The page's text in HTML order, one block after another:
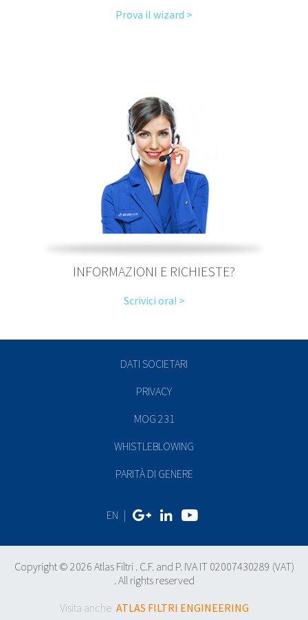
Prova il wizard >
INFORMAZIONI E RICHIESTE?
Scrivici ora! >
DATI SOCIETARI
PRIVACY
MOG 231
WHISTLEBLOWING
PARITÀ DI GENERE
EN |
Copyright © 2026 Atlas Filtri . C.F. and P. IVA IT 02007430289 (VAT)
. All rights reserved
Visita anche ATLAS FILTRI ENGINEERING